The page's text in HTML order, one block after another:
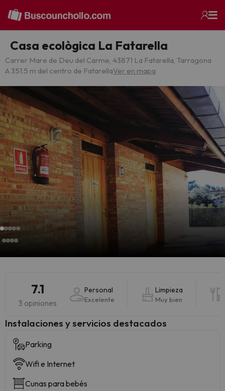
Casa ecològica La Fatarella
Carrer Mare de Deu del Carme, 43871 La Fatarella, Tarragona
A 351.5 m del centro de FatarellaVer en mapa
7.1
3 opiniones
Personal
Excelente
Limpieza
Muy bien
Instalaciones y servicios destacados
Parking
Wifi e Internet
Cunas para bebés